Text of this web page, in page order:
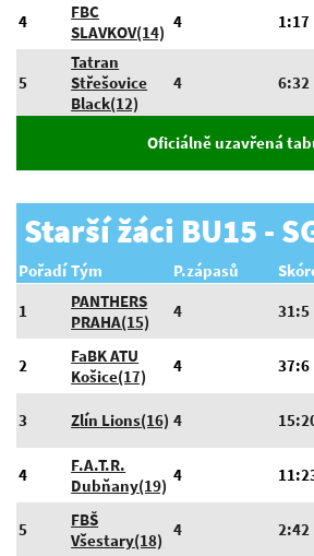
4
FBC
SLAVKOV(14)
4 1:17
5
Tatran
Střešovice
Black(12)
4 6:32
Oficiálně uzavřená
Starší žáci BU15 -
Pořadí Tým P.zápasů
1
PANTHERS
PRAHA(15)
4 31:5
2
FaBK ATU
Košice(17)
4 37:6
3 Zlín Lions(16) 4
4
F.A.T.R.
Dubňany(19)
4
5
FBŠ
Všestary(18)
4 2:42